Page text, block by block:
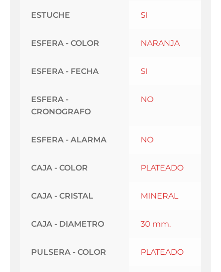
ESTUCHE SI
ESFERA - COLOR NARANJA
ESFERA - FECHA SI
ESFERA -
CRONOGRAFO
NO
ESFERA - ALARMA NO
CAJA - COLOR PLATEADO
CAJA - CRISTAL MINERAL
CAJA - DIAMETRO 30 mm.
PULSERA - COLOR PLATEADO